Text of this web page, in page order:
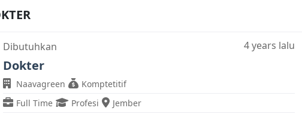
Dibutuhkan 4 years lalu
Dokter
Naavagreen
Komptetitif
Full Time
Profesi Jember